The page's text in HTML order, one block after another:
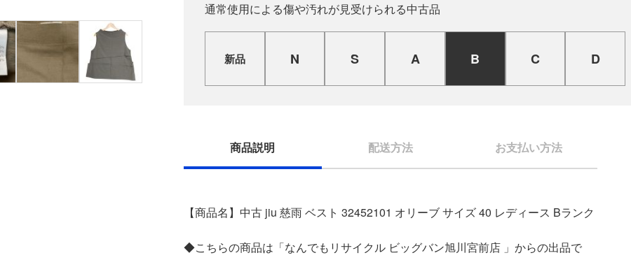
通常使用による傷や汚れが見受けられる中古品
新品 N S A B C D
商品説明 配送方法 お支払い方法
【商品名】中古 jiu 慈雨 ベスト 32452101 オリーブ サイズ 40 レディース Bランク
◆こちらの商品は「なんでもリサイクル ビッグバン旭川宮前店 」からの出品で